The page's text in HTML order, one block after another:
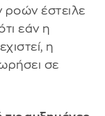
ροών έστειλε
εάν η
η
σε